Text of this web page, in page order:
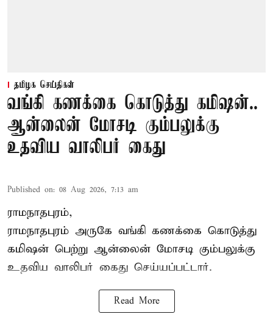
தமிழக செய்திகள்
வங்கி கணக்கை கொடுத்து கமிஷன்..
ஆன்லைன் மோசடி கும்பலுக்கு
உதவிய வாலிபர் கைது
Published on: 08 Aug 2026, 7:13 am
ராமநாதபுரம்,
ராமநாதபுரம் அருகே வங்கி கணக்கை கொடுத்து
கமிஷன் பெற்று ஆன்லைன் மோசடி கும்பலுக்கு
உதவிய வாலிபர் கைது செய்யப்பட்டார்.
Read More